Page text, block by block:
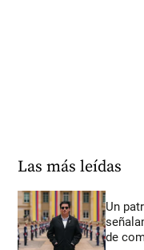
Las más leídas
Un
de